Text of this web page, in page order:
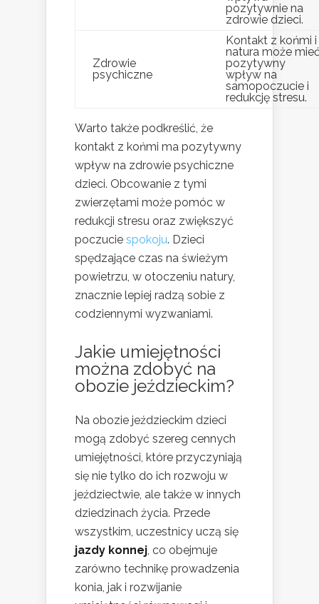
pozytywnie na
zdrowie dzieci.
Zdrowie
psychiczne
Kontakt z końmi i
natura może
pozytywny
wpływ na
samopoczucie i
redukcję stresu.
Warto także podkreślić, że
kontakt z końmi ma pozytywny
wpływ na zdrowie psychiczne
dzieci. Obcowanie z tymi
zwierzętami może pomóc w
redukcji stresu oraz zwiększyć
poczucie spokoju. Dzieci
spędzające czas na świeżym
powietrzu, w otoczeniu natury,
znacznie lepiej radzą sobie z
codziennymi wyzwaniami.
Jakie umiejętności
można zdobyć na
obozie jeździeckim?
Na obozie jeździeckim dzieci
mogą zdobyć szereg cennych
umiejętności, które przyczyniają
się nie tylko do ich rozwoju w
jeździectwie, ale także w innych
dziedzinach życia. Przede
wszystkim, uczestnicy uczą się
jazdy konnej , co obejmuje
zarówno technikę prowadzenia
konia, jak i rozwijanie